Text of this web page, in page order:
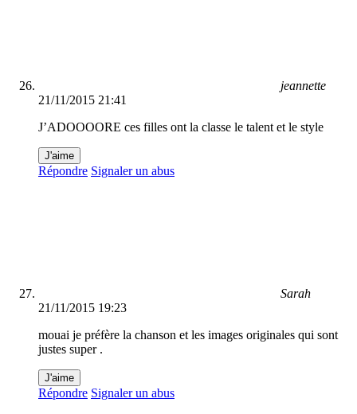
jeannette
21/11/2015 21:41
J’ADOOOORE ces filles ont la classe le talent et le style
J'aime
Répondre Signaler un abus
Sarah
21/11/2015 19:23
mouai je préfère la chanson et les images originales qui sont
justes super .
J'aime
Répondre Signaler un abus